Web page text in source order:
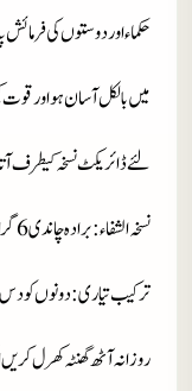
حکماء اور دوستوں کی فرمائش
میں بالکل آسان ہو اور قوت
لئے ڈائریکٹ نسخہ کیطرف آتا
نسخہ الشفاء: برادہ چاندی 6 گرام، پارہ مصفی 6 گرام۔
ترکیب تیاری : دونوں کو
روزانہ آٹھ گھنٹہ کھرل کریں